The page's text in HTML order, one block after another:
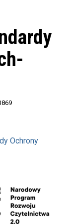
Ochrony